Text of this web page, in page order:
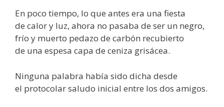
En poco tiempo, lo que antes era una fiesta
de calor y luz, ahora no pasaba de ser un negro,
frío y muerto pedazo de carbón recubierto
de una espesa capa de ceniza grisácea.
Ninguna palabra había sido dicha desde
el protocolar saludo inicial entre los dos amigos.